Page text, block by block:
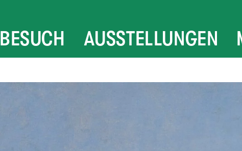
BESUCH AUSSTELLUNGEN